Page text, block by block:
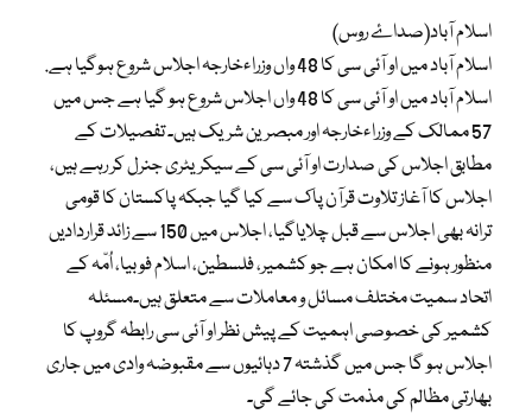
اسلام آباد(صداۓ روس)
اسلام آباد میں او آئی سی کا 48 واں وزراءخارجہ اجلاس شروع ہوگیا ہے.
اسلام آباد میں او آئی سی کا 48 واں اجلاس شروع ہو گیا ہے جس میں
57 ممالک کے وزراءخارجہ اور مبصرین شریک ہیں۔ تفصیلات کے
مطابق اجلاس کی صدارت او آئی سی کے سیکریٹری جنرل کر رہے ہیں،
اجلاس کا آغاز تلاوت قرآن پاک سے کیا گیا جبکہ پاکستان کا قومی
ترانہ بھی اجلاس سے قبل چلایاگیا، اجلاس میں 150 سے زائد قراردادیں
منظور ہونے کا امکان ہے جو کشمیر، فلسطین، اسلام فوبیا، اُمّہ کے
اتحاد سمیت مختلف مسائل و معاملات سے متعلق ہیں۔مسئلہ
کشمیر کی خصوصی اہمیت کے پیش نظر او آئی سی رابطہ گروپ کا
اجلاس ہو گا جس میں گذشتہ 7 دہائیوں سے مقبوضہ وادی میں جاری
بھارتی مظالم کی مذمت کی جائے گی۔